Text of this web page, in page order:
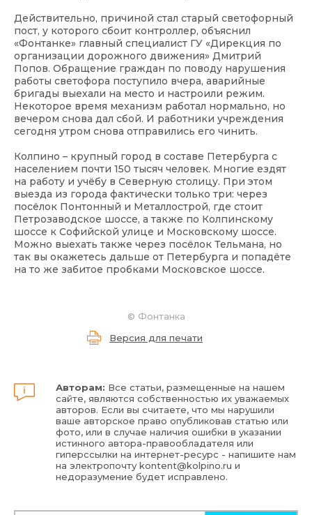
Действительно, причиной стал старый светофорный
пост, у которого сбоит контроллер, объяснил
«Фонтанке» главный специалист ГУ «Дирекция по
организации дорожного движения» Дмитрий
Попов. Обращение граждан по поводу нарушения
работы светофора поступило вчера, аварийные
бригады выехали на место и настроили режим.
Некоторое время механизм работал нормально, но
вечером снова дал сбой. И работники учреждения
сегодня утром снова отправились его чинить.
Колпино – крупный город в составе Петербурга с
населением почти 150 тысяч человек. Многие ездят
на работу и учёбу в Северную столицу. При этом
выезда из города фактически только три: через
посёлок Понтонный и Металлострой, где стоит
Петрозаводское шоссе, а также по Колпинскому
шоссе к Софийской улице и Московскому шоссе.
Можно выехать также через посёлок Тельмана, но
так вы окажетесь дальше от Петербурга и попадёте
на то же забитое пробками Московское шоссе.
© Фонтанка
Версия для печати
Авторам: Все статьи, размещенные на нашем
сайте, являются собственностью их уважаемых
авторов. Если вы считаете, что мы нарушили
ваше авторское право опубликовав статью или
фото, или в случае наличия ошибки в указании
истинного автора-правообладателя или
гиперссылки на интернет-ресурс - напишите нам
на электропочтуkontent@kolpino.ru и
недоразумение будет исправлено.